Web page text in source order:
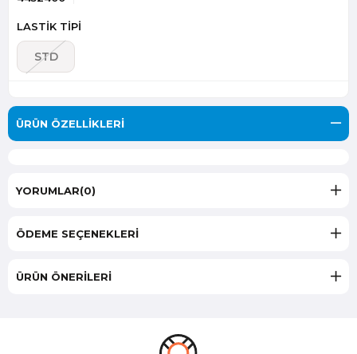
LASTİK TİPİ
STD
ÜRÜN ÖZELLIKLERI
YORUMLAR(0)
ÖDEME SEÇENEKLERI
ÜRÜN ÖNERILERI